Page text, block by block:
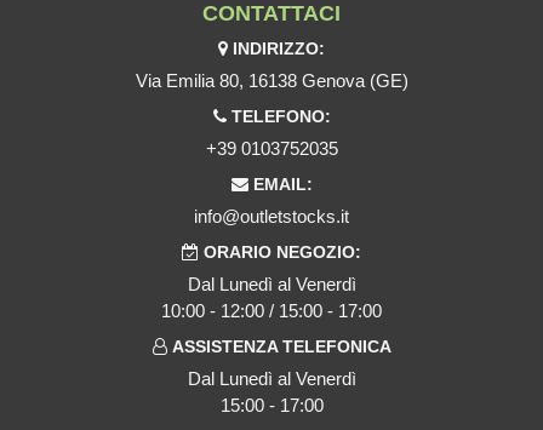
CONTATTACI
INDIRIZZO:
Via Emilia 80, 16138 Genova (GE)
TELEFONO:
+39 0103752035
EMAIL:
info@outletstocks.it
ORARIO NEGOZIO:
Dal Lunedì al Venerdì
10:00 - 12:00 / 15:00 - 17:00
ASSISTENZA TELEFONICA
Dal Lunedì al Venerdì
15:00 - 17:00